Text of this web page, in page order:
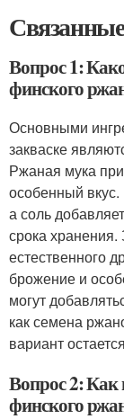
Вопрос 1:
финского
Основными
закваске
Ржаная мука
особенный вкус.
а соль
срока
естественного
брожение и
могут
как семена
вариант
Вопрос 2: Как
финского